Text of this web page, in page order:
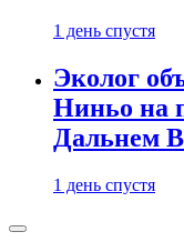
1 день спустя
Эколог
Ниньо на
Дальнем
1 день спустя